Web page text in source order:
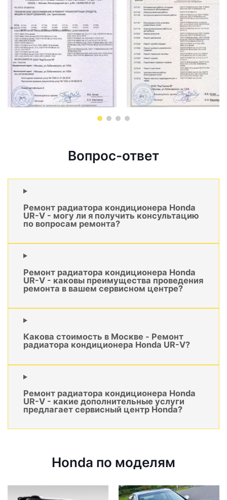
Вопрос-ответ
Ремонт радиатора кондиционера Honda
UR-V - могу ли я получить консультацию
по вопросам ремонта?
Ремонт радиатора кондиционера Honda
UR-V - каковы преимущества проведения
ремонта в вашем сервисном центре?
Какова стоимость в Москве - Ремонт
радиатора кондиционера Honda UR-V?
Ремонт радиатора кондиционера Honda
UR-V - какие дополнительные услуги
предлагает сервисный центр Honda?
Honda по моделям